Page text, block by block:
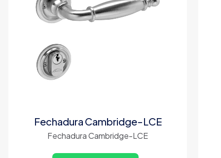
Fechadura Cambridge-LCE
Fechadura Cambridge-LCE